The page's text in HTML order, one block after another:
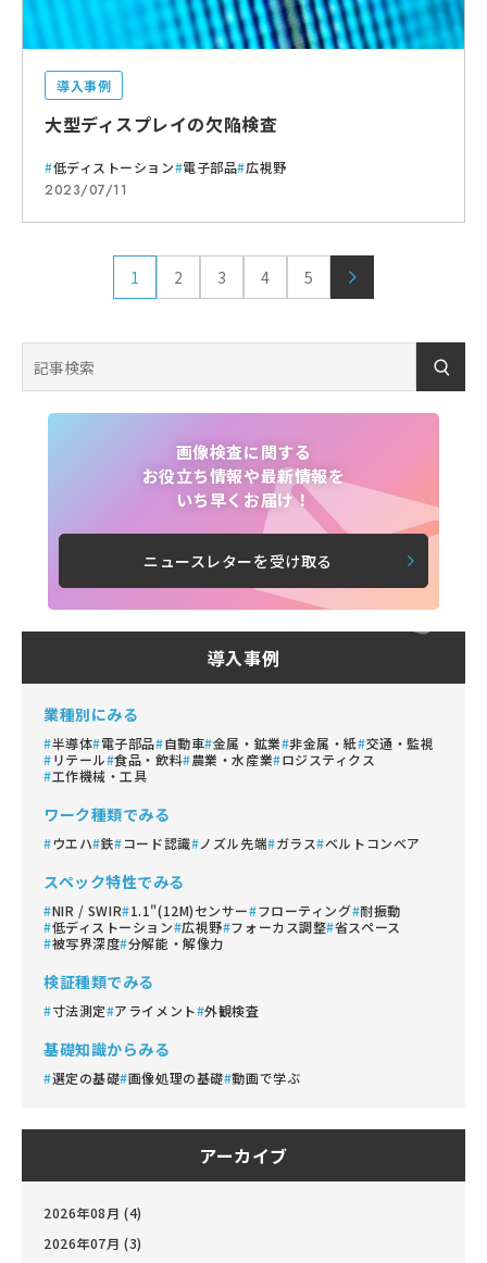
導入事例
大型ディスプレイの欠陥検査
低ディストーション 電子部品 広視野
2023/07/11
1
ページ目
2
ページ目
3
ページ目
4
ページ目
5
ページ目次へ
画像検査に関する
お役立ち情報や最新情報を
いち早くお届け！
ニュースレターを受け取る
導入事例
業種別にみる
半導体 電子部品 自動車 金属・鉱業 非金属・紙 交通・監視
リテール 食品・飲料 農業・水産業 ロジスティクス
工作機械・工具
ワーク種類でみる
ウエハ 鉄 コード認識 ノズル先端 ガラス ベルトコンベア
スペック特性でみる
NIR / SWIR 1.1"(12M)センサー フローティング 耐振動
低ディストーション 広視野 フォーカス調整 省スペース
被写界深度 分解能・解像力
検証種類でみる
寸法測定 アライメント 外観検査
基礎知識からみる
選定の基礎 画像処理の基礎 動画で学ぶ
アーカイブ
2026年08月 (4)
2026年07月 (3)